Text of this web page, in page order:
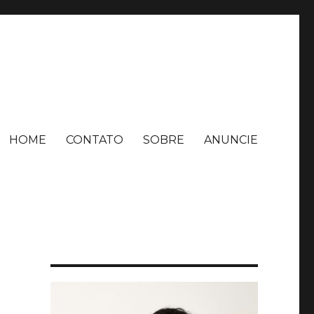
HOME CONTATO SOBRE ANUNCIE